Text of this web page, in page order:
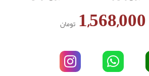
تومان